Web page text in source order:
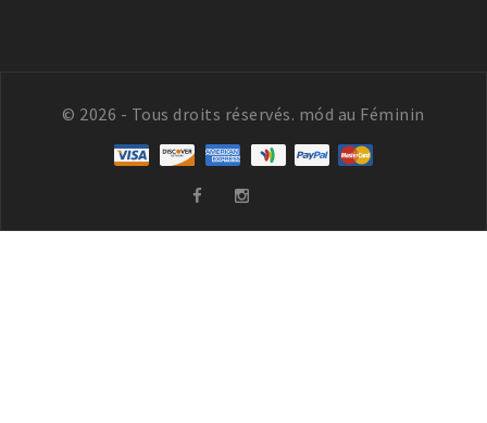
© 2026 - Tous droits réservés. mód au Féminin